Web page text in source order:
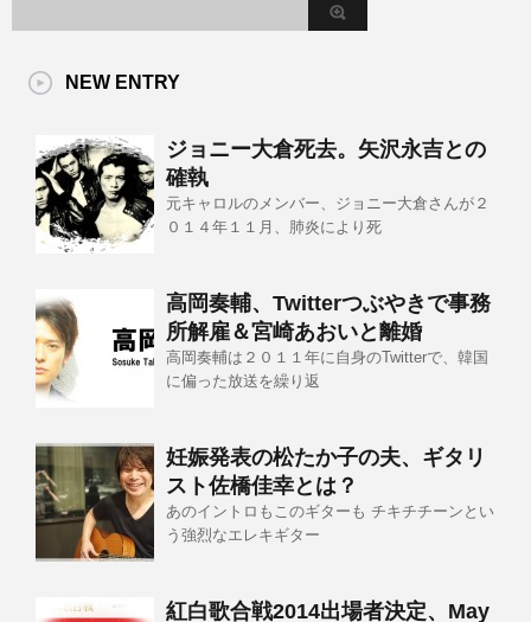
NEW ENTRY
ジョニー大倉死去。矢沢永吉との
確執
元キャロルのメンバー、ジョニー大倉さんが２
０１４年１１月、肺炎により死
高岡奏輔、Twitterつぶやきで事務
所解雇＆宮崎あおいと離婚
高岡奏輔は２０１１年に自身のTwitterで、韓国
に偏った放送を繰り返
妊娠発表の松たか子の夫、ギタリ
スト佐橋佳幸とは？
あのイントロもこのギターも チキチチーンとい
う強烈なエレキギター
紅白歌合戦2014出場者決定、May